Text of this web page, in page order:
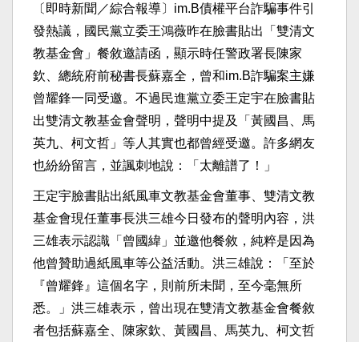
〔即時新聞／綜合報導〕im.B債權平台詐騙事件引
發熱議，國民黨立委王鴻薇昨在臉書貼出「雙清文
教基金會」餐敘邀請函，顯示時任警政署長陳家
欽、總統府前秘書長蘇嘉全，曾和im.B詐騙案主嫌
曾耀鋒一同受邀。不過民進黨立委王定宇在臉書貼
出雙清文教基金會聲明，聲明中提及「黃國昌、馬
英九、柯文哲」等人其實也都曾經受邀。許多網友
也紛紛留言，並諷刺地說：「太離譜了！」
王定宇臉書貼出紙風車文教基金會董事、雙清文教
基金會現任董事長洪三雄今日發布的聲明內容，洪
三雄表示認識「曾國緯」並邀他餐敘，純粹是因為
他曾贊助過紙風車等公益活動。洪三雄說：「至於
『曾耀鋒』這個名字，則前所未聞，至今毫無所
悉。」洪三雄表示，曾出現在雙清文教基金會餐敘
者包括蘇嘉全、陳家欽、黃國昌、馬英九、柯文哲